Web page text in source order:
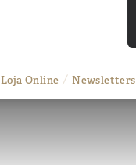
Loja Online Newsletters